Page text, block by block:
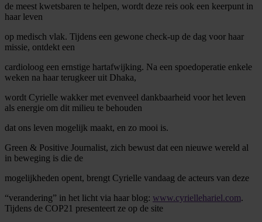
de meest kwetsbaren te helpen, wordt deze reis ook een keerpunt in
haar leven
op medisch vlak. Tijdens een gewone check-up de dag voor haar
missie, ontdekt een
cardioloog een ernstige hartafwijking. Na een spoedoperatie enkele
weken na haar terugkeer uit Dhaka,
wordt Cyrielle wakker met evenveel dankbaarheid voor het leven
als energie om dit milieu te behouden
dat ons leven mogelijk maakt, en zo mooi is.
Green & Positive Journalist, zich bewust dat een nieuwe wereld al
in beweging is die de
mogelijkheden opent, brengt Cyrielle vandaag de acteurs van deze
“verandering” in het licht via haar blog: www.cyriellehariel.com.
Tijdens de COP21 presenteert ze op de site